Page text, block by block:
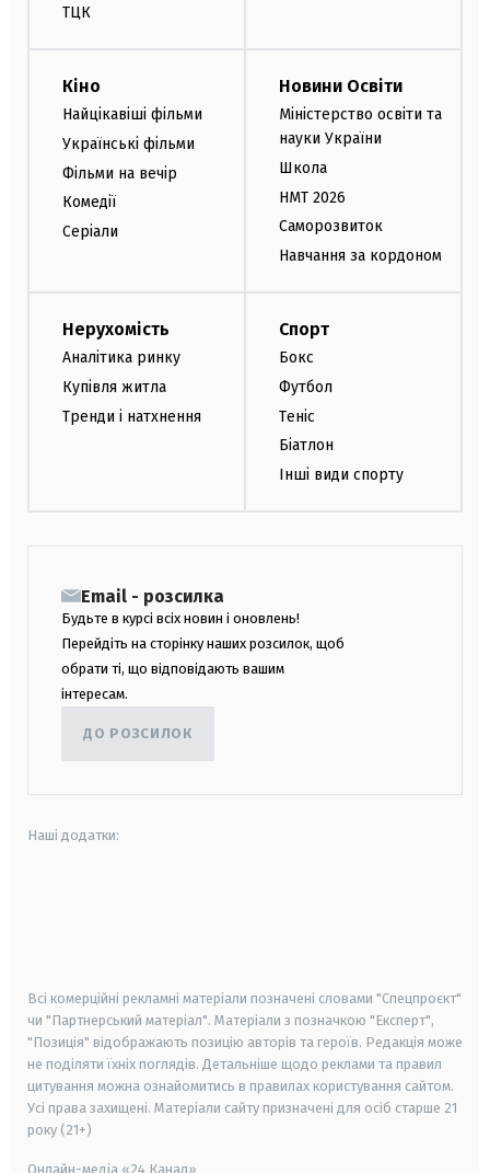
ТЦК
Кіно
Найцікавіші фільми
Українські фільми
Фільми на вечір
Комедії
Серіали
Новини Освіти
Міністерство освіти та
науки України
Школа
НМТ 2026
Саморозвиток
Навчання за кордоном
Нерухомість
Аналітика ринку
Купівля житла
Тренди і натхнення
Спорт
Бокс
Футбол
Теніс
Біатлон
Інші види спорту
Email - розсилка
Будьте в курсі всіх новин і оновлень!
Перейдіть на сторінку наших розсилок, щоб
обрати ті, що відповідають вашим
інтересам.
ДО РОЗСИЛОК
Наші додатки:
Всі комерційні рекламні матеріали позначені словами "Спецпроєкт"
чи "Партнерський матеріал". Матеріали з позначкою "Експерт",
"Позиція" відображають позицію авторів та героїв. Редакція може
не поділяти їхніх поглядів. Детальніше щодо реклами та правил
цитування можна ознайомитись в правилах користування сайтом.
Усі права захищені. Матеріали сайту призначені для осіб старше 21
року (21+)
Онлайн-медіа «24 Канал»